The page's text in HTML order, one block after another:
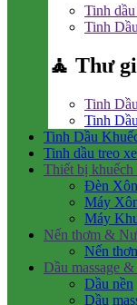
Tinh
Tinh
🧘 Thư
Tinh
Tinh
Tinh Dầu
Tinh dầu treo xe
Thiết bị khuếch
Đèn
Máy
Máy
Nến thơm &
Nến
Dầu massage &
Dầu nền
Dầu